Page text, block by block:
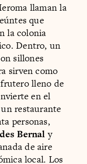
llaman la
que
la colonia
Dentro, un
sillones
sirven como
lleno de
en el
restaurante
personas,
Bernaly
de aire
local. Los